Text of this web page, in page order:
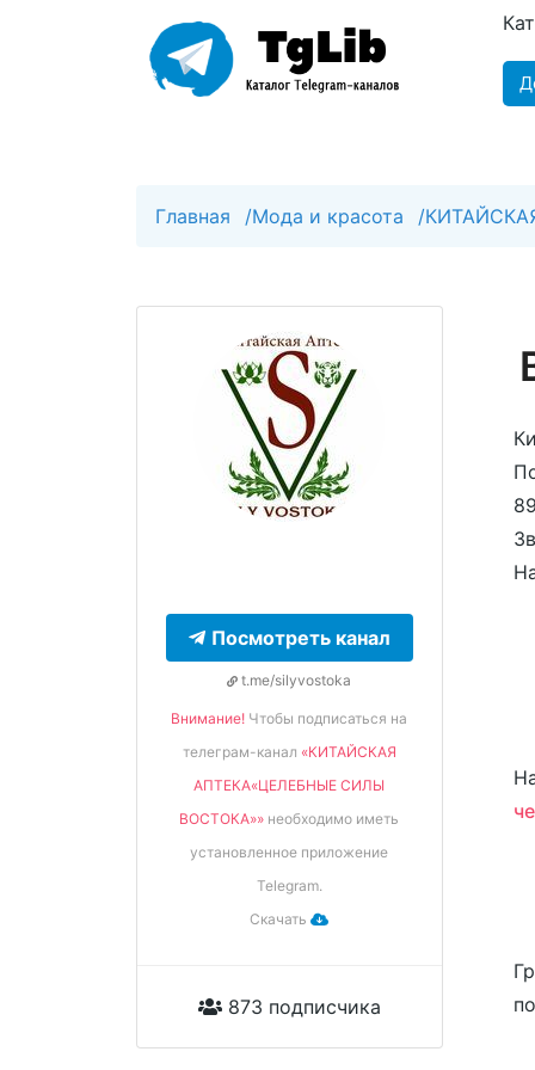
Главная /Мода и красота /
Посмотреть канал
t.me/silyvostoka
Внимание! Чтобы подписаться на
телеграм-канал «КИТАЙСКАЯ
АПТЕКА«ЦЕЛЕБНЫЕ СИЛЫ
ВОСТОКА»» необходимо иметь
установленное приложение
Telegram.
Скачать
873 подписчика